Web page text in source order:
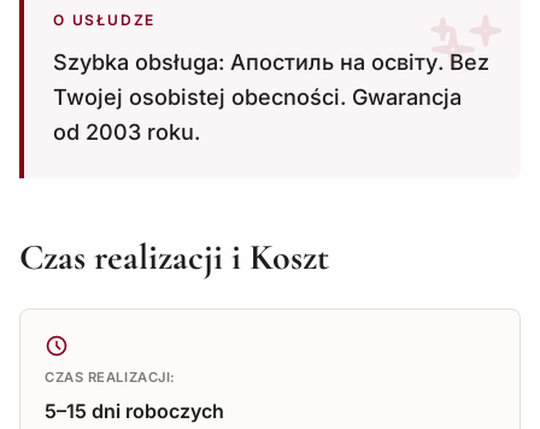
O USŁUDZE
Szybka obsługa: Апостиль на освіту. Bez
Twojej osobistej obecności. Gwarancja
od 2003 roku.
Czas realizacji i Koszt
CZAS REALIZACJI:
5–15 dni roboczych